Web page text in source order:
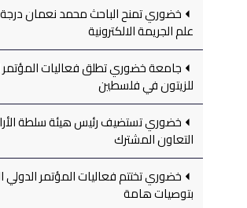
خضوري تمنح الباحث محمد نعمان
علم الجريمة الالكترونية
جامعة خضوري تطلق فعاليات
للزيتون في فلسطين
خضوري تستضيف رئيس هيئة سلطة
التعاون المشترك
خضوري تختتم فعاليات المؤتمر الدولي
بتوصيات هامة